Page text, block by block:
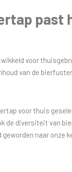
past
voor
van de
voor thuis
de diversiteit van
naar onze